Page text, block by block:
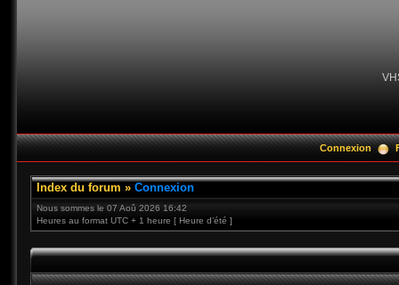
Connexion
Index du forum » Connexion
Nous sommes le 07 Aoû 2026 16:42
Heures au format UTC + 1 heure [ Heure d’été ]